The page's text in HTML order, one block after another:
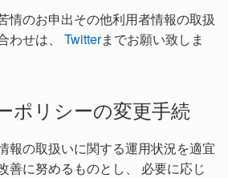
情のお申出その他利用者情報の取扱
わせは、 Twitterまでお願い致しま
ポリシーの変更手続
報の取扱いに関する運用状況を適宜
善に努めるものとし、 必要に応じ